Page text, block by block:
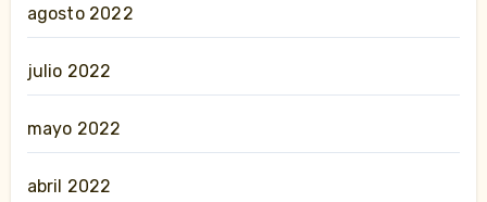
agosto 2022
julio 2022
mayo 2022
abril 2022